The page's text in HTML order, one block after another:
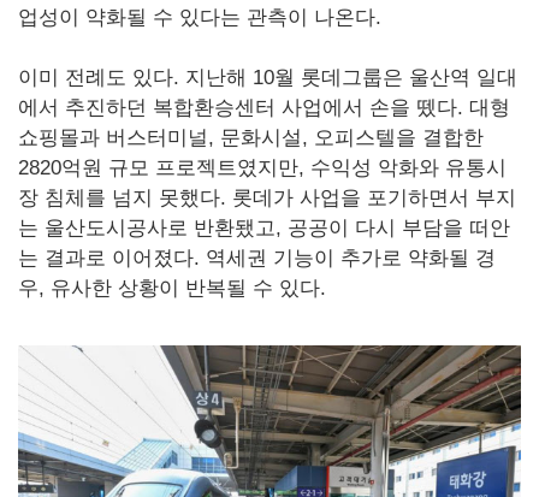
업성이 약화될 수 있다는 관측이 나온다.
이미 전례도 있다. 지난해 10월 롯데그룹은 울산역 일대
에서 추진하던 복합환승센터 사업에서 손을 뗐다. 대형
쇼핑몰과 버스터미널, 문화시설, 오피스텔을 결합한
2820억원 규모 프로젝트였지만, 수익성 악화와 유통시
장 침체를 넘지 못했다. 롯데가 사업을 포기하면서 부지
는 울산도시공사로 반환됐고, 공공이 다시 부담을 떠안
는 결과로 이어졌다. 역세권 기능이 추가로 약화될 경
우, 유사한 상황이 반복될 수 있다.